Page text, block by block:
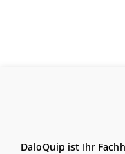
DaloQuip ist Ihr